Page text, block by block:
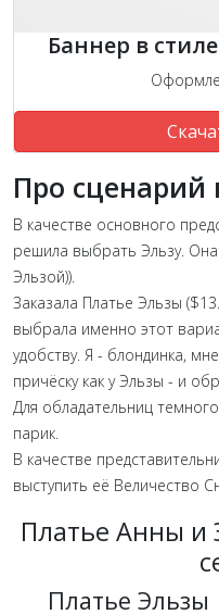
Баннер в
Про сценарий
В качестве основного
решила выбрать Эльзу.
Эльзой)).
Заказала Платье Эльзы
выбрала именно этот
удобству. Я - блондинка,
причёску как у Эльзы - и
Для обладательниц
парик.
В качестве
выступить её Величество
Платье Анны и
Платье Эльзы